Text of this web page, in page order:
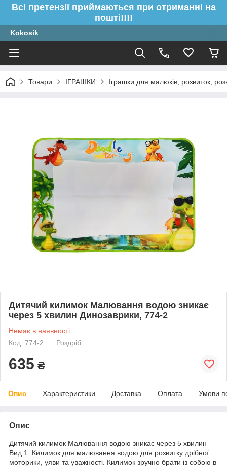
Всі претензії приймаються при отриманні на
пошті!!!!
Kokosik
Товари ІГРАШКИ Іграшки для малюків, розвиток,
Дитячий килимок Малювання водою зникає
через 5 хвилин Динозаврики, 774-2
Немає в наявності
Код: 774-2
Роздріб
635 ₴
Опис Характеристики Доставка Оплата Умови
Опис
Дитячий килимок Малювання водою зникає через 5 хвилин
Вид 1. Килимок для малювання водою для розвитку дрібної
моторики, уяви та уважності. Килимок зручно брати із собою в